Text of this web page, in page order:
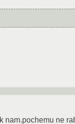
nam.pochemu ne